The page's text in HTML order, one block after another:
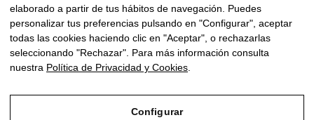
ES 0
elaborado a partir de tus hábitos de navegación. Puedes
personalizar tus preferencias pulsando en "Configurar", aceptar
todas las cookies haciendo clic en "Aceptar", o rechazarlas
seleccionando "Rechazar". Para más información consulta
nuestra Política de Privacidad y Cookies
Configurar